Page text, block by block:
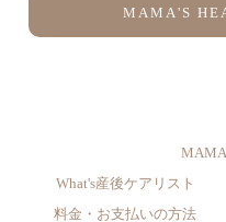
MAMA'S
What's産後ケアリスト
料金・お支払いの方法